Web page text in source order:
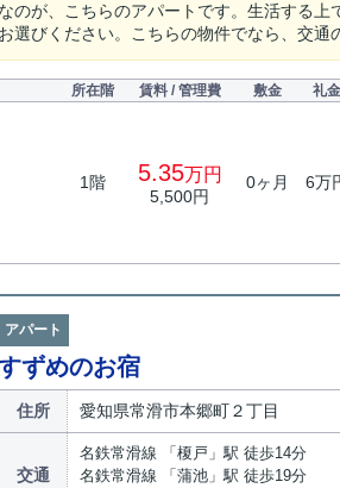
のが、こちらのアパートです。生活する
選びください。こちらの物件でなら、交通
所在階 賃料 / 管理費 敷金 礼金
1階 5.35万円
5,500円
0ヶ月 6万
アパート
ずめのお宿
住所 愛知県常滑市本郷町２丁目
交通
名鉄常滑線 「榎戸」駅 徒歩14分
名鉄常滑線 「蒲池」駅 徒歩19分